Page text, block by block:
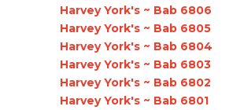
Harvey York's ~ Bab 6806
Harvey York's ~ Bab 6805
Harvey York's ~ Bab 6804
Harvey York's ~ Bab 6803
Harvey York's ~ Bab 6802
Harvey York's ~ Bab 6801